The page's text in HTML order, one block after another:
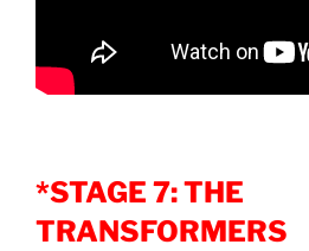
*STAGE 7: THE
TRANSFORMERS